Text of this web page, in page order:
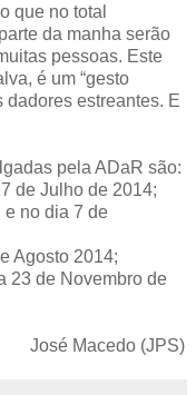
que no total
da manha serão
pessoas. Este
é um “gesto
dadores estreantes. E
pela ADaR são:
de Julho de 2014;
e no dia 7 de
Agosto 2014;
23 de Novembro de
José Macedo (JPS)